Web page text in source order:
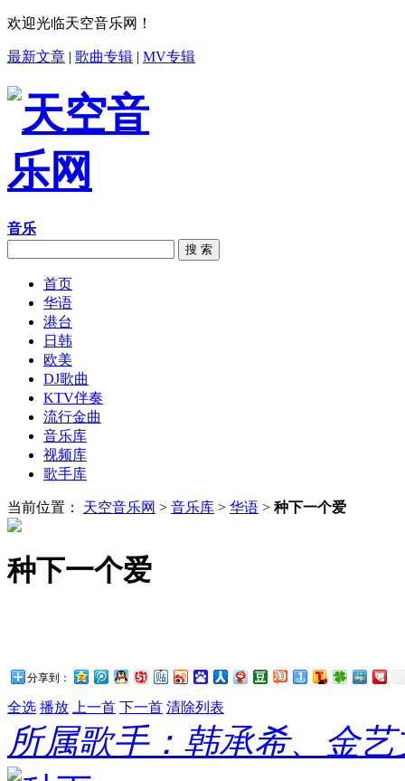
欢迎光临天空音乐网！
最新文章 | 歌曲专辑 | MV专辑
音乐
搜 索
首页
华语
港台
日韩
欧美
DJ歌曲
KTV伴奏
流行金曲
音乐库
视频库
歌手库
当前位置： 天空音乐网 > 音乐库 > 华语 > 种下一个爱
种下一个爱
分享到：
全选 播放 上一首 下一首 清除列表
所属歌手：韩承希、金艺